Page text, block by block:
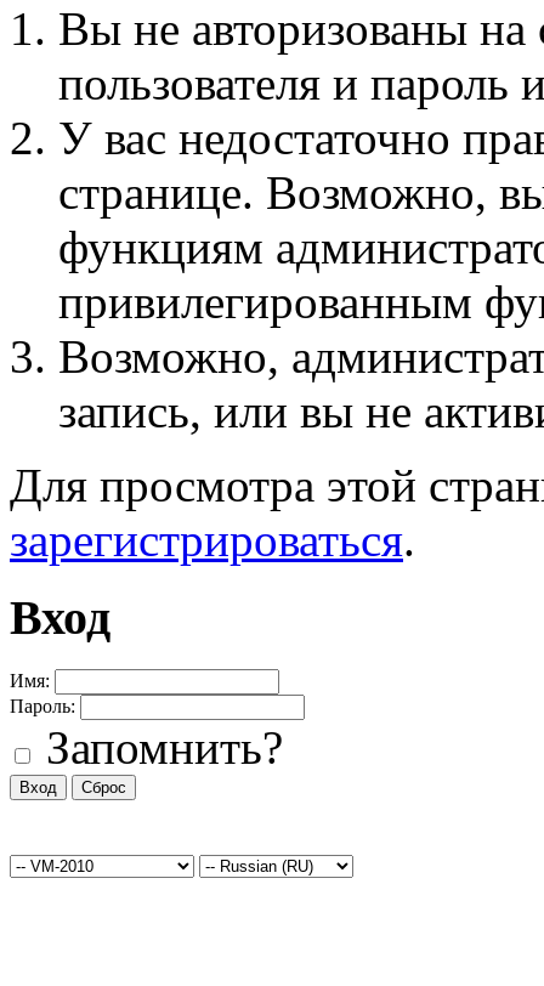
Вы не авторизованы на
пользователя и пароль
У вас недостаточно
странице. Возможно,
функциям
привилегированным
Возможно,
запись, или вы не
Для просмотра этой
зарегистрироваться.
Вход
Имя:
Пароль:
Запомнить?